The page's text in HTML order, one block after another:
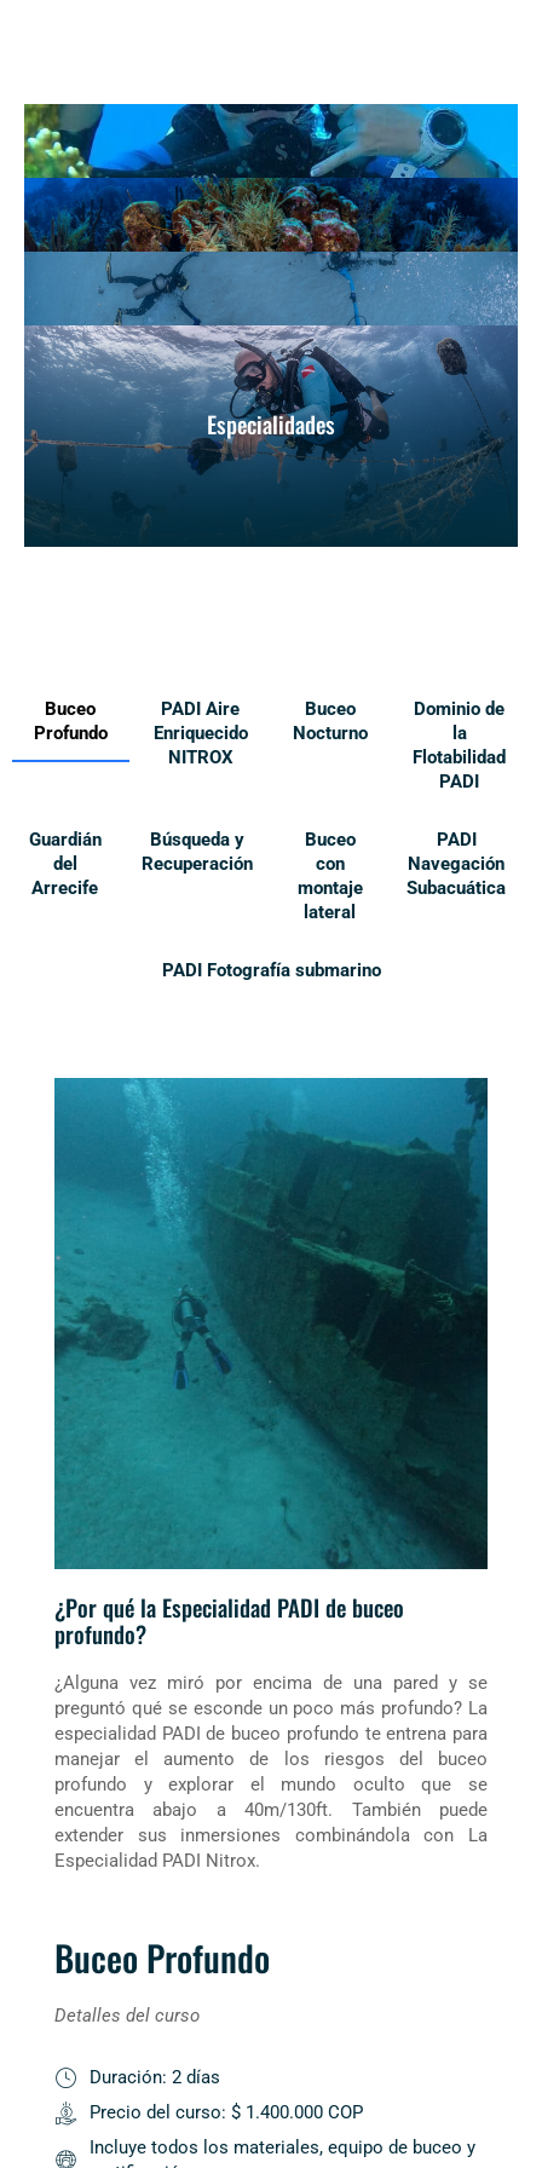
Especialidades
Buceo
Profundo
PADI Aire
Enriquecido
NITROX
Buceo
Nocturno
Dominio de
la
Flotabilidad
PADI
Guardián
del
Arrecife
Búsqueda y
Recuperación
Buceo
con
montaje
lateral
PADI
Navegación
Subacuática
PADI Fotografía submarino
¿Por qué la Especialidad PADI de buceo
profundo?
¿Alguna vez miró por encima de una pared y se
preguntó qué se esconde un poco más profundo? La
especialidad PADI de buceo profundo te entrena para
manejar el aumento de los riesgos del buceo
profundo y explorar el mundo oculto que se
encuentra abajo a 40m/130ft. También puede
extender sus inmersiones combinándola con La
Especialidad PADI Nitrox.
Buceo Profundo
Detalles del curso
Duración: 2 días
Precio del curso: $ 1.400.000 COP
Incluye todos los materiales, equipo de buceo y